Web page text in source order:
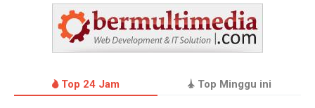
Top 24 Jam Top Minggu ini